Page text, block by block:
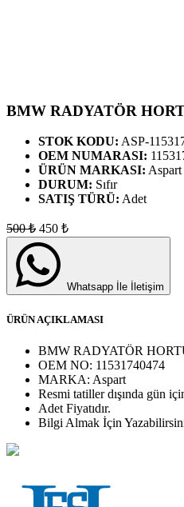
BMW RADYATÖR
STOK KODU: ASP-
OEM NUMARASI:
ÜRÜN MARKASI: Aspart
DURUM: Sıfır
SATIŞ TÜRÜ: Adet
500₺ 450 ₺
Whatsapp İle İletişim
ÜRÜN AÇIKLAMASI
BMW RADYATÖR
OEM NO: 11531740474
MARKA: Aspart
Resmi tatiller dışında gün
Adet Fiyatıdır.
Bilgi Almak İçin